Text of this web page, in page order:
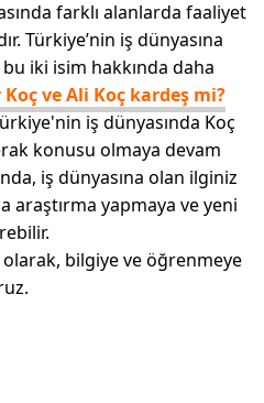
farklı alanlarda faaliyet
Türkiye’nin iş dünyasına
iki isim hakkında daha
Koç ve Ali Koç kardeş mi?
iş dünyasında Koç
konusu olmaya devam
iş dünyasına olan ilginiz
araştırma yapmaya ve yeni
bilgiye ve öğrenmeye